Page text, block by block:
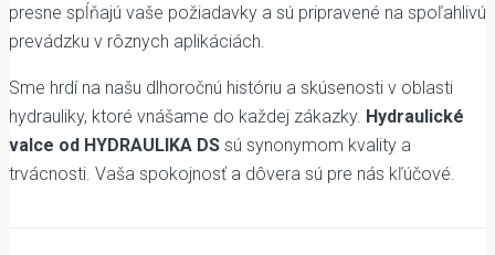
presne spĺňajú vaše požiadavky a sú pripravené na spoľahlivú
prevádzku v rôznych aplikáciách.
Sme hrdí na našu dlhoročnú históriu a skúsenosti v oblasti
hydrauliky, ktoré vnášame do každej zákazky. Hydraulické
valce od HYDRAULIKA DS sú synonymom kvality a
trvácnosti. Vaša spokojnosť a dôvera sú pre nás kľúčové.